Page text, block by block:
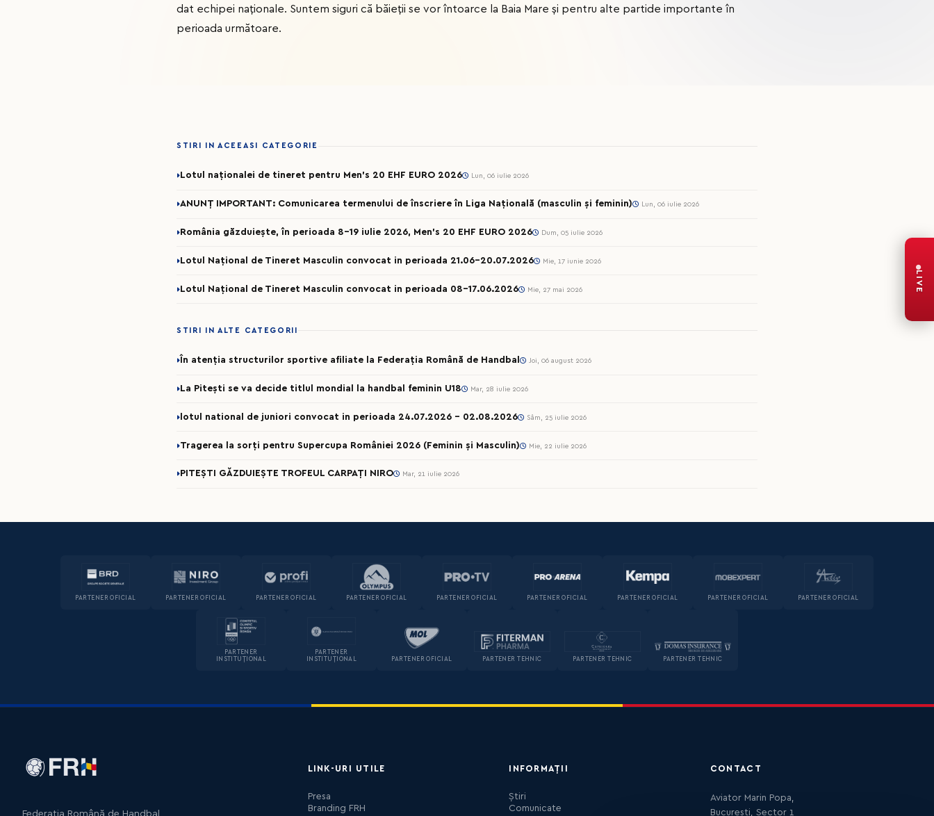
dat echipei naționale. Suntem siguri că băieții se vor întoarce la Baia Mare și pentru alte partide importante în
perioada următoare.
STIRI IN ACEEASI CATEGORIE
Lotul naționalei de tineret pentru Men’s 20 EHF EURO 2026 Lun, 06 iulie 2026
ANUNȚ IMPORTANT: Comunicarea termenului de înscriere în Liga Națională (masculin și feminin) Lun, 06 iulie 2026
România găzduiește, în perioada 8-19 iulie 2026, Men’s 20 EHF EURO 2026 Dum, 05 iulie 2026
Lotul Național de Tineret Masculin convocat in perioada 21.06-20.07.2026 Mie, 17 iunie 2026
Lotul Național de Tineret Masculin convocat in perioada 08-17.06.2026 Mie, 27 mai 2026
STIRI IN ALTE CATEGORII
În atenția structurilor sportive afiliate la Federația Română de Handbal Joi, 06 august 2026
La Pitești se va decide titlul mondial la handbal feminin U18 Mar, 28 iulie 2026
lotul national de juniori convocat in perioada 24.07.2026 – 02.08.2026 Sâm, 25 iulie 2026
Tragerea la sorți pentru Supercupa României 2026 (Feminin și Masculin) Mie, 22 iulie 2026
PITEȘTI GĂZDUIEȘTE TROFEUL CARPAȚI NIRO Mar, 21 iulie 2026
PARTENER OFICIAL PARTENER OFICIAL PARTENER OFICIAL PARTENER OFICIAL PARTENER OFICIAL PARTENER OFICIAL PARTENER OFICIAL PARTENER OFICIAL PARTENER OFICIAL
PARTENER
INSTITUȚIONAL
PARTENER
INSTITUȚIONAL
PARTENER OFICIAL PARTENER TEHNIC PARTENER TEHNIC PARTENER TEHNIC
LIVE
Federația Română de Handbal
LINK-URI UTILE
Presa
Branding FRH
INFORMAȚII
Știri
Comunicate
CONTACT
Aviator Marin Popa,
București, Sector 1